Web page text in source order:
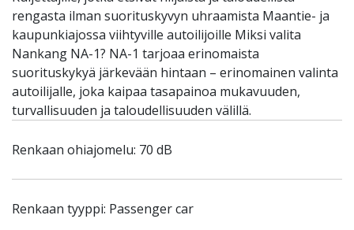
rengasta ilman suorituskyvyn uhraamista Maantie- ja
kaupunkiajossa viihtyville autoilijoille Miksi valita
Nankang NA-1? NA-1 tarjoaa erinomaista
suorituskykyä järkevään hintaan – erinomainen valinta
autoilijalle, joka kaipaa tasapainoa mukavuuden,
turvallisuuden ja taloudellisuuden välillä.
Renkaan ohiajomelu: 70 dB
Renkaan tyyppi: Passenger car